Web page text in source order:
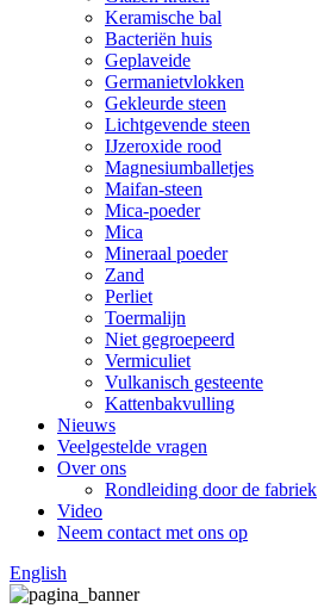
Keramische bal
Bacteriën huis
Geplaveide
Germanietvlokken
Gekleurde steen
Lichtgevende steen
IJzeroxide rood
Magnesiumballetjes
Maifan-steen
Mica-poeder
Mica
Mineraal poeder
Zand
Perliet
Toermalijn
Niet gegroepeerd
Vermiculiet
Vulkanisch gesteente
Kattenbakvulling
Nieuws
Veelgestelde vragen
Over ons
Rondleiding door de fabriek
Video
Neem contact met ons op
English